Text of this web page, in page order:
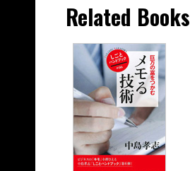
Related Books